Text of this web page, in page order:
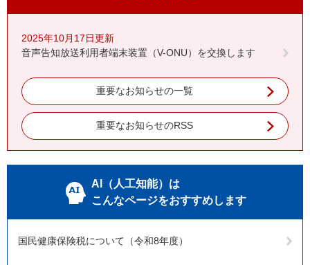
2025年10月17日更新
音声告知放送利用者端末装置（V-ONU）を交換します
重要なお知らせの一覧
重要なお知らせのRSS
AI（人工知能）は
こんなページをおすすめします
国民健康保険税について（令和8年度）